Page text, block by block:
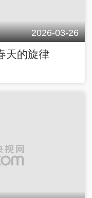
2026-03-26
天的旋律